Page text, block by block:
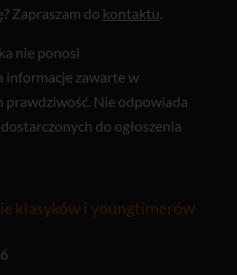
Zapraszam do kontaktu
nie ponosi
informacje zawarte w
prawdziwość. Nie odpowiada
do ogłoszenia
klasyków i youngtimerów